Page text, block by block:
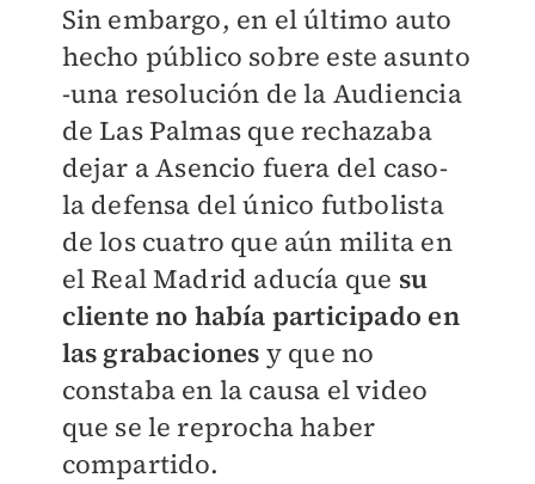
Sin embargo, en el último auto
hecho público sobre este asunto
-una resolución de la Audiencia
de Las Palmas que rechazaba
dejar a Asencio fuera del caso-
la defensa del único futbolista
de los cuatro que aún milita en
el Real Madrid aducía que su
cliente no había participado en
las grabaciones y que no
constaba en la causa el video
que se le reprocha haber
compartido.